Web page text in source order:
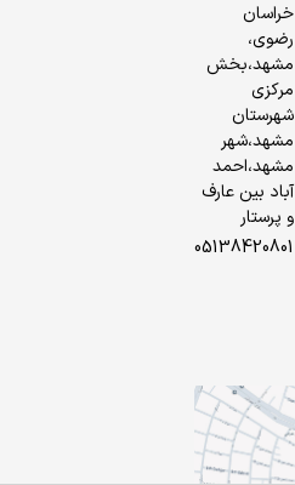
خراسان
رضوی،
مشهد،بخش
مرکزی
شهرستان
مشهد،شهر
مشهد،احمد
آباد بین عارف
و پرستار
05138420801